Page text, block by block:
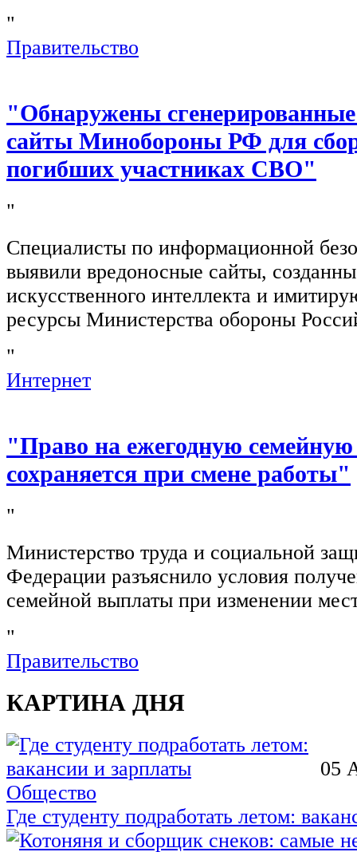
"
Правительство
"Обнаружены
сайты Минобороны РФ для
погибших участниках СВО"
"
Специалисты по информационной
выявили вредоносные сайты,
искусственного интеллекта и
ресурсы Министерства обороны
"
Интернет
"Право на ежегодную
сохраняется при смене работы"
"
Министерство труда и социальной
Федерации разъяснило условия
семейной выплаты при изменении
"
Правительство
КАРТИНА ДНЯ
05
Общество
Где студенту подработать летом: